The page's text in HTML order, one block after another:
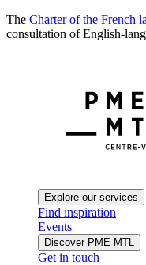
The Charter of the French
consultation of English-
Explore our services
Find inspiration
Events
Discover PME MTL
Get in touch